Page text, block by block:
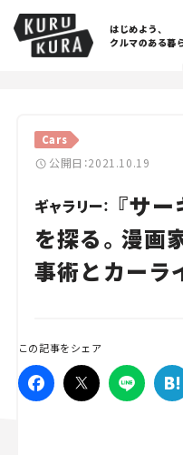
はじめよう、
クルマのある暮
Cars
公開日：2021.10.19
ギャラリー： 『サ
を探る。漫画
事術とカーラ
この記事をシェア
Cars
Lifestyle
Traffic
Special
Campaign
人気のハッシュタグ